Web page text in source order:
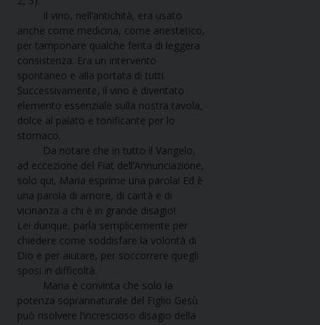
Il vino, nell’antichità, era usato
anche come medicina, come anestetico,
per tamponare qualche ferita di leggera
consistenza. Era un intervento
spontaneo e alla portata di tutti.
Successivamente, il vino è diventato
elemento essenziale sulla nostra tavola,
dolce al palato e tonificante per lo
stomaco.
Da notare che in tutto il Vangelo,
ad eccezione del Fiat dell’Annunciazione,
solo qui, Maria esprime una parola! Ed è
una parola di amore, di carità e di
vicinanza a chi è in grande disagio!
Lei dunque, parla semplicemente per
chiedere come soddisfare la volontà di
Dio e per aiutare, per soccorrere quegli
sposi in difficoltà.
Maria è convinta che solo la
potenza soprannaturale del Figlio Gesù
può risolvere l’increscioso disagio della